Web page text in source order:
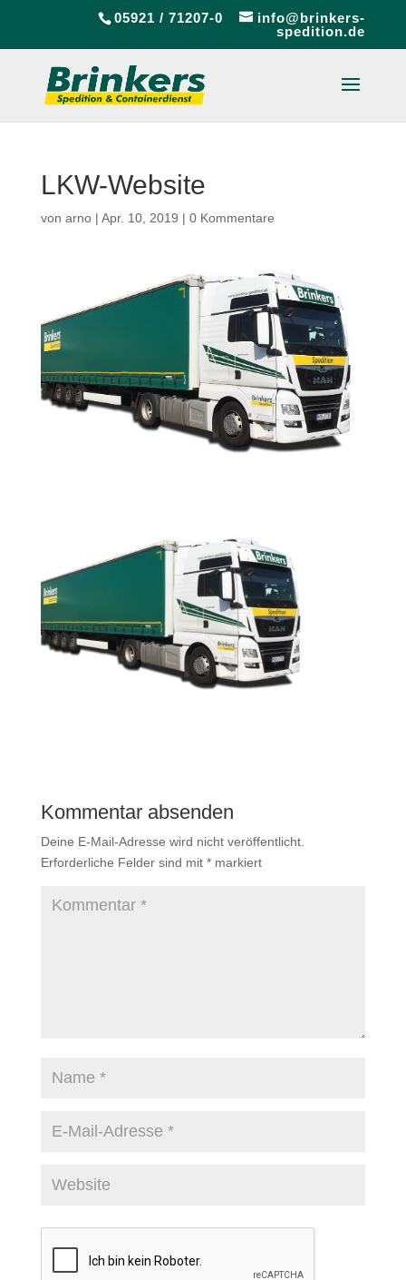
05921 / 71207-0
info@brinkers-
spedition.de
LKW-Website
von arno| Apr. 10, 2019 | 0 Kommentare
Kommentar absenden
Deine E-Mail-Adresse wird nicht veröffentlicht.
Erforderliche Felder sind mit *markiert